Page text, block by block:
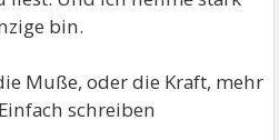
bin.
Muße, oder die Kraft, mehr
schreiben